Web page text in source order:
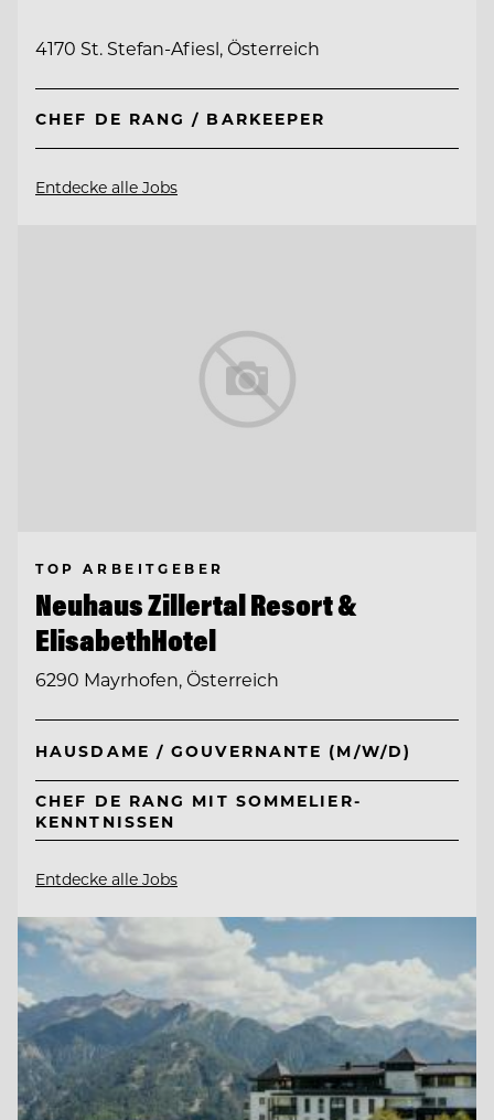
4170 St. Stefan-Afiesl, Österreich
CHEF DE RANG / BARKEEPER
Entdecke alle Jobs
TOP ARBEITGEBER
Neuhaus Zillertal Resort &
ElisabethHotel
6290 Mayrhofen, Österreich
HAUSDAME / GOUVERNANTE (M/W/D)
CHEF DE RANG MIT SOMMELIER-
KENNTNISSEN
Entdecke alle Jobs